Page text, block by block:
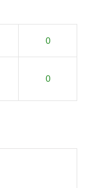
0
0